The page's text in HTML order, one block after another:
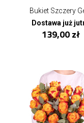
Bukiet Szczery
Dostawa już
139,00 zł